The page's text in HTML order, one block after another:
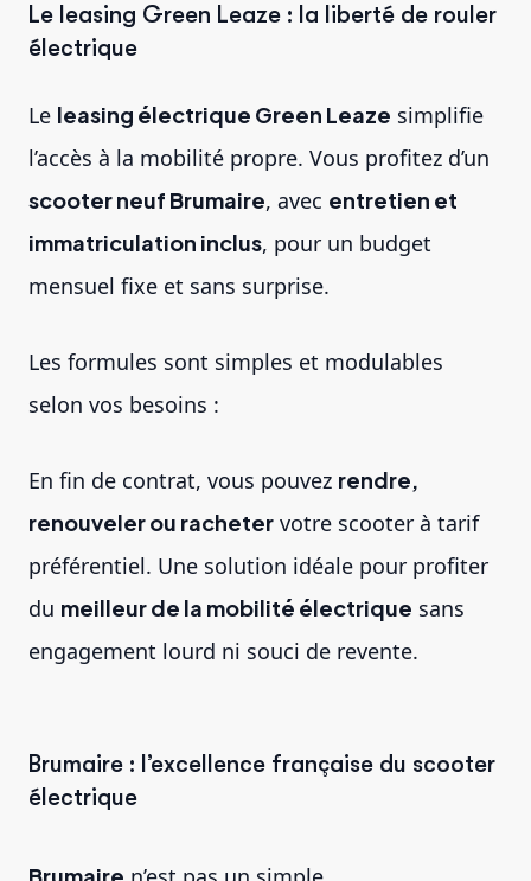
Le leasing Green Leaze : la liberté de rouler
électrique
Le leasing électrique Green Leaze simplifie
l’accès à la mobilité propre. Vous profitez d’un
scooter neuf Brumaire, avec entretien et
immatriculation inclus, pour un budget
mensuel fixe et sans surprise.
Les formules sont simples et modulables
selon vos besoins :
En fin de contrat, vous pouvez rendre,
renouveler ou racheter votre scooter à tarif
préférentiel. Une solution idéale pour profiter
du meilleur de la mobilité électrique sans
engagement lourd ni souci de revente.
Brumaire : l’excellence française du scooter
électrique